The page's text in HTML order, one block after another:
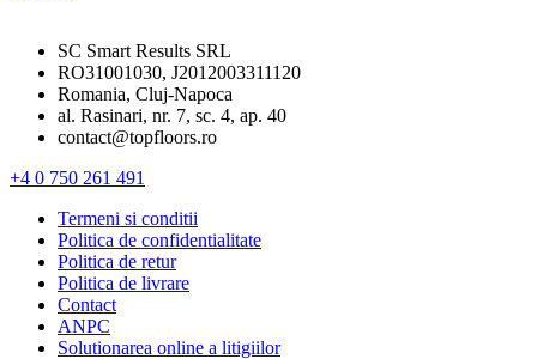
SC Smart Results SRL
RO31001030, J2012003311120
Romania, Cluj-Napoca
al. Rasinari, nr. 7, sc. 4, ap. 40
contact@topfloors.ro
+4 0 750 261 491
Termeni si conditii
Politica de confidentialitate
Politica de retur
Politica de livrare
Contact
ANPC
Solutionarea online a litigiilor